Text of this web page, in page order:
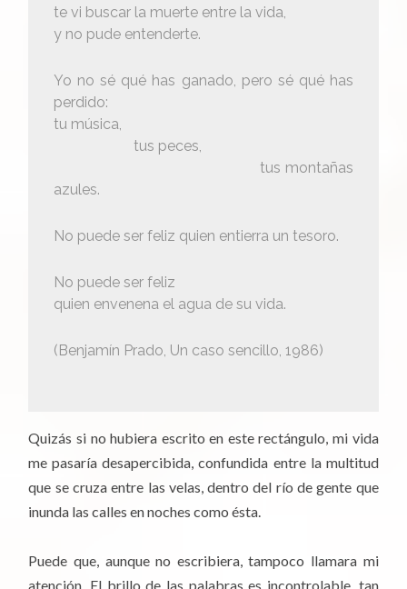
te vi buscar la muerte entre la vida,
y no pude entenderte.
Yo no sé qué has ganado, pero sé qué has
perdido:
tu música,
tus peces,
tus montañas
azules.
No puede ser feliz quien entierra un tesoro.
No puede ser feliz
quien envenena el agua de su vida.
(Benjamín Prado, Un caso sencillo, 1986)
Quizás si no hubiera escrito en este rectángulo, mi vida
me pasaría desapercibida, confundida entre la multitud
que se cruza entre las velas, dentro del río de gente que
inunda las calles en noches como ésta.
Puede que, aunque no escribiera, tampoco llamara mi
atención. El brillo de las palabras es incontrolable, tan